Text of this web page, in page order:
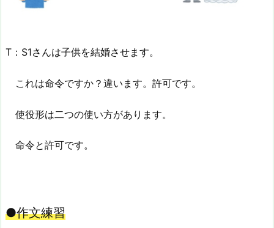
T：S1さんは子供を結婚させます。
これは命令ですか？違います。許可です。
使役形は二つの使い方があります。
命令と許可です。
●作文練習